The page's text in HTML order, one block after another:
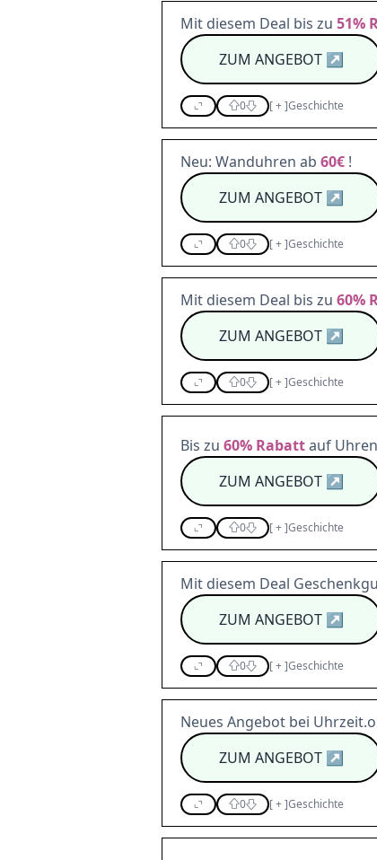
Mit diesem Deal bis zu 51%
ZUM ANGEBOT↗
0 [+]Geschichte
Neu: Wanduhren ab 60€ !
ZUM ANGEBOT↗
0 [+]Geschichte
Mit diesem Deal bis zu 60%
ZUM ANGEBOT↗
0 [+]Geschichte
Bis zu 60% Rabattauf
ZUM ANGEBOT↗
0 [+]Geschichte
Mit diesem Deal
ZUM ANGEBOT↗
0 [+]Geschichte
Neues Angebot bei
ZUM ANGEBOT↗
0 [+]Geschichte